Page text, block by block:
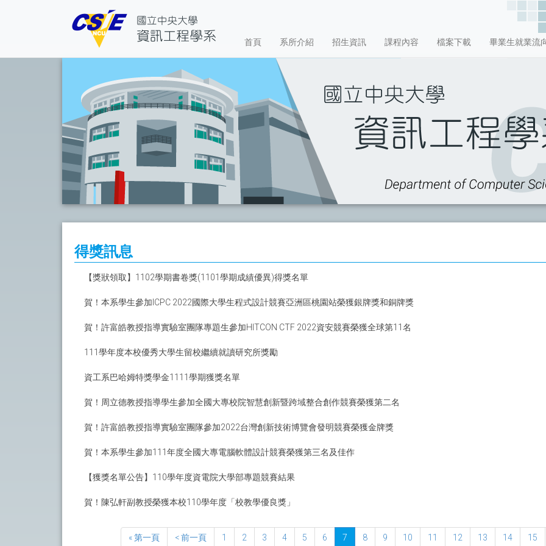
首頁 系所介紹 招生資訊 課程內容 檔案下載 畢業生就業流
得獎訊息
【獎狀領取】1102學期書卷獎(1101學期成績優異)得獎名單
賀！本系學生參加ICPC 2022國際大學生程式設計競賽亞洲區桃園站榮獲銀牌獎和銅牌獎
賀！許富皓教授指導實驗室團隊專題生參加HITCON CTF 2022資安競賽榮獲全球第11名
111學年度本校優秀大學生留校繼續就讀研究所獎勵
資工系巴哈姆特獎學金1111學期獲獎名單
賀！周立德教授指導學生參加全國大專校院智慧創新暨跨域整合創作競賽榮獲第二名
賀！許富皓教授指導實驗室團隊參加2022台灣創新技術博覽會發明競賽榮獲金牌獎
賀！本系學生參加111年度全國大專電腦軟體設計競賽榮獲第三名及佳作
【獲獎名單公告】110學年度資電院大學部專題競賽結果
賀！陳弘軒副教授榮獲本校110學年度「校教學優良獎」
« 第一頁 < 前一頁 1 2 3 4 5 6 7 8 9 10 11 12 13 14 15